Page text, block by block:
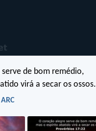
de bom remédio,
virá a secar os ossos.